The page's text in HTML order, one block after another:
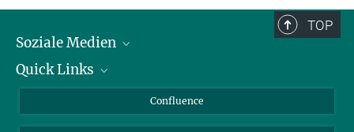
Press Office
presse-bio@...
TOP
Soziale Medien
LinkedIn
Quick Links
Für Journalisten und Journalistinnen
Über Tiere in der Forschung
Confluence